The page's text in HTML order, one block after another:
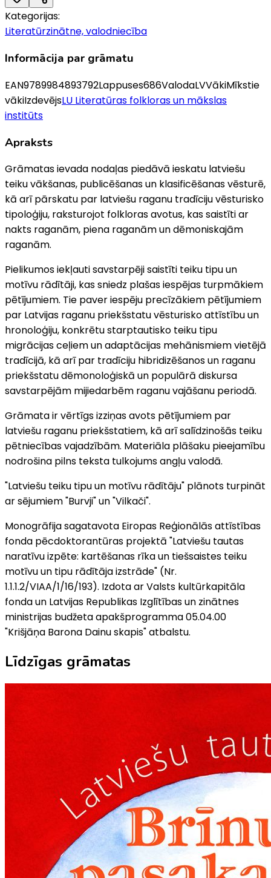
Kategorijas:
Literatūrzinātne, valodniecība
Informācija par grāmatu
EAN9789984893792Lappuses686ValodaLVVākiMīkstie
vākiIzdevējsLU Literatūras folkloras un mākslas
institūts
Apraksts
Grāmatas ievada nodaļas piedāvā ieskatu latviešu
teiku vākšanas, publicēšanas un klasificēšanas vēsturē,
kā arī pārskatu par latviešu raganu tradīciju vēsturisko
tipoloģiju, raksturojot folkloras avotus, kas saistīti ar
nakts raganām, piena raganām un dēmoniskajām
raganām.
Pielikumos iekļauti savstarpēji saistīti teiku tipu un
motīvu rādītāji, kas sniedz plašas iespējas turpmākiem
pētījumiem. Tie paver iespēju precīzākiem pētījumiem
par Latvijas raganu priekšstatu vēsturisko attīstību un
hronoloģiju, konkrētu starptautisko teiku tipu
migrācijas ceļiem un adaptācijas mehānismiem vietējā
tradīcijā, kā arī par tradīciju hibridizēšanos un raganu
priekšstatu dēmonoloģiskā un populārā diskursa
savstarpējām mijiedarbēm raganu vajāšanu periodā.
Grāmata ir vērtīgs izziņas avots pētījumiem par
latviešu raganu priekšstatiem, kā arī salīdzinošās teiku
pētniecības vajadzībām. Materiāla plāšaku pieejamību
nodrošina pilns teksta tulkojums angļu valodā.
"Latviešu teiku tipu un motīvu rādītāju" plānots turpināt
ar sējumiem "Burvji" un "Vilkači".
Monogrāfija sagatavota Eiropas Reģionālās attīstības
fonda pēcdoktorantūras projektā "Latviešu tautas
naratīvu izpēte: kartēšanas rīka un tiešsaistes teiku
motīvu un tipu rādītāja izstrāde" (Nr.
1.1.1.2/VIAA/1/16/193). Izdota ar Valsts kultūrkapitāla
fonda un Latvijas Republikas Izglītības un zinātnes
ministrijas budžeta apakšprogramma 05.04.00
"Krišjāņa Barona Dainu skapis" atbalstu.
Līdzīgas grāmatas